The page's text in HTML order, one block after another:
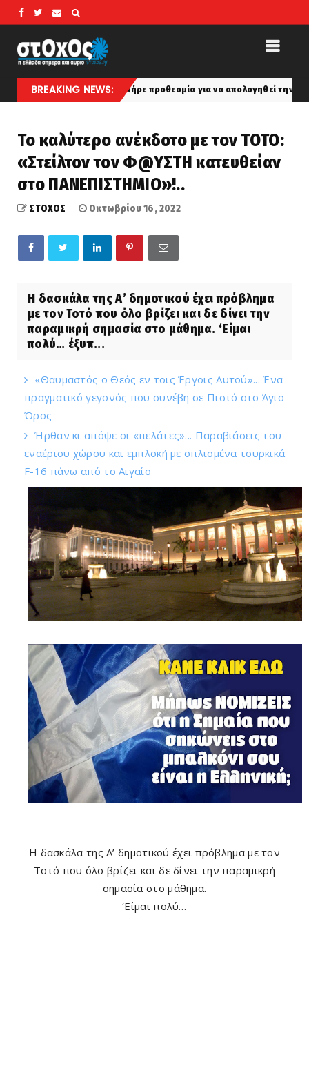
BREAKING NEWS:
πήρε προθεσμία για να απολογηθεί την Τρίτη – Επιστρέφει
Το καλύτερο ανέκδοτο με τον ΤΟΤΟ:
«Στείλτον τον Φ@ΥΣΤΗ κατευθείαν
στο ΠΑΝΕΠΙΣΤΗΜΙΟ»!..
ΣΤΟΧΟΣ Οκτωβρίου 16, 2022
Η δασκάλα της Α’ δημοτικού έχει πρόβλημα
με τον Τοτό που όλο βρίζει και δε δίνει την
παραμικρή σημασία στο μάθημα. ‘Είμαι
πολύ… έξυπ...
«Θαυμαστός ο Θεός εν τοις Έργοις Αυτού»... Ένα
πραγματικό γεγονός που συνέβη σε Πιστό στο Άγιο
Όρος
Ήρθαν κι απόψε οι «πελάτες»... Παραβιάσεις του
εναέριου χώρου και εμπλοκή με οπλισμένα τουρκικά
F-16 πάνω από το Αιγαίο
Η δασκάλα της Α’ δημοτικού έχει πρόβλημα με τον
Τοτό που όλο βρίζει και δε δίνει την παραμικρή
σημασία στο μάθημα.
‘Είμαι πολύ…